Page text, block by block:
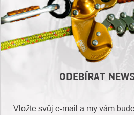
ODEBÍRAT
Vložte svůj e-mail a my vám